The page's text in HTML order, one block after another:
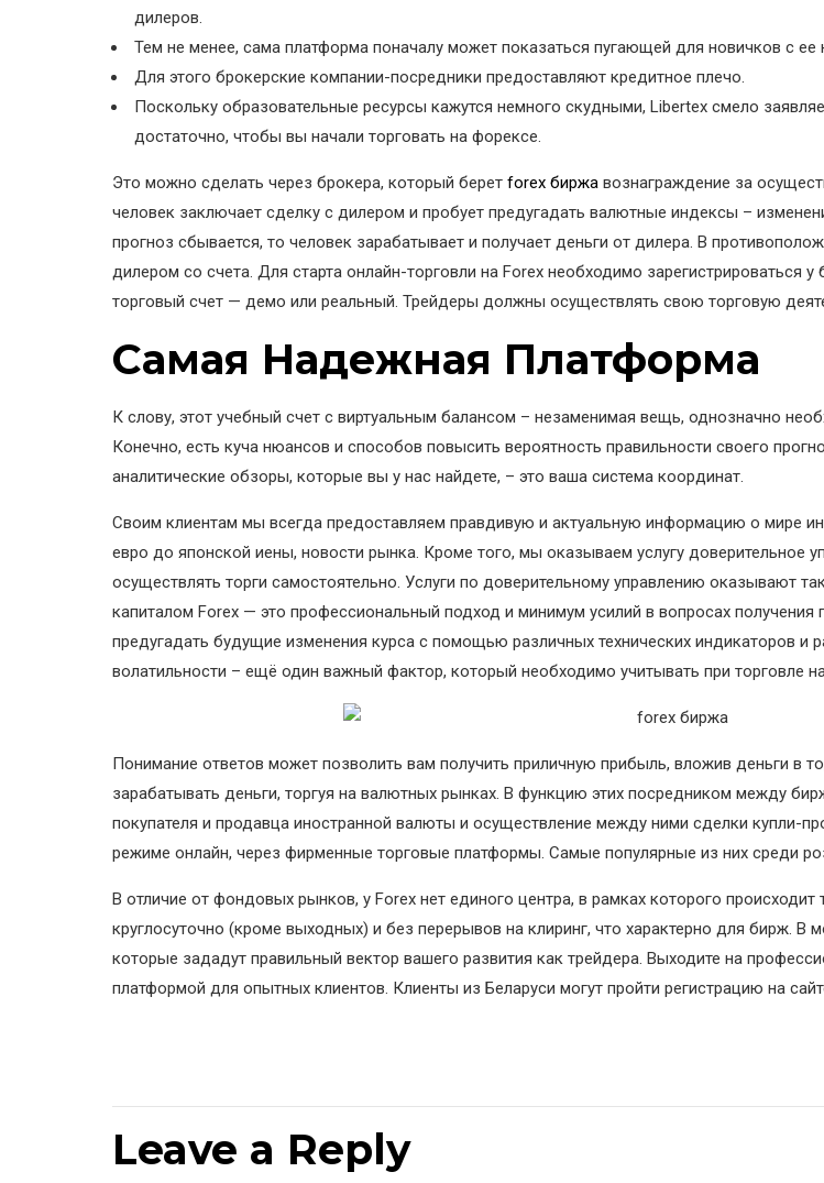
дилеров.
Тем не менее, сама платформа поначалу может показаться пугающей для новичков с
Для этого брокерские компании-посредники предоставляют кредитное плечо.
Поскольку образовательные ресурсы кажутся немного скудными, Libertex смело
достаточно, чтобы вы начали торговать на форексе.
Это можно сделать через брокера, который берет forex биржа вознаграждение за
человек заключает сделку с дилером и пробует предугадать валютные индексы –
прогноз сбывается, то человек зарабатывает и получает деньги от дилера. В
дилером со счета. Для старта онлайн-торговли на Forex необходимо зарегистрироваться у
торговый счет — демо или реальный. Трейдеры должны осуществлять свою торговую
Самая Надежная Платформа
К слову, этот учебный счет с виртуальным балансом – незаменимая вещь, однозначно
Конечно, есть куча нюансов и способов повысить вероятность правильности своего
аналитические обзоры, которые вы у нас найдете, – это ваша система координат.
Своим клиентам мы всегда предоставляем правдивую и актуальную информацию о мире
евро до японской иены, новости рынка. Кроме того, мы оказываем услугу доверительное
осуществлять торги самостоятельно. Услуги по доверительному управлению оказывают
капиталом Forex — это профессиональный подход и минимум усилий в вопросах
предугадать будущие изменения курса с помощью различных технических индикаторов и
волатильности – ещё один важный фактор, который необходимо учитывать при торговле
Понимание ответов может позволить вам получить приличную прибыль, вложив деньги в
зарабатывать деньги, торгуя на валютных рынках. В функцию этих посредником между
покупателя и продавца иностранной валюты и осуществление между ними сделки купли-
режиме онлайн, через фирменные торговые платформы. Самые популярные из них среди
В отличие от фондовых рынков, у Forex нет единого центра, в рамках которого происходит
круглосуточно (кроме выходных) и без перерывов на клиринг, что характерно для бирж. В
которые зададут правильный вектор вашего развития как трейдера. Выходите на
платформой для опытных клиентов. Клиенты из Беларуси могут пройти регистрацию на
Leave a Reply